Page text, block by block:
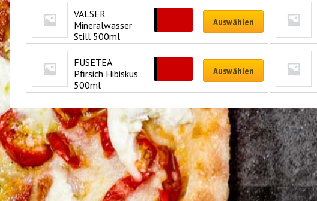
VALSER
Mineralwasser
Still 500ml
Auswählen
FUSETEA
Pfirsich Hibiskus
500ml
Auswählen